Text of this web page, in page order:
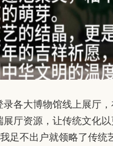
各大博物馆线上展厅
厅资源，让传统文化
足不出户就领略了传